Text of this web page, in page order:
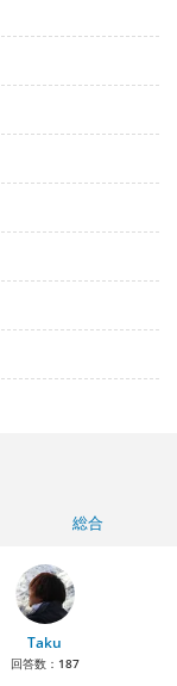
総合
Taku
回答数： 187